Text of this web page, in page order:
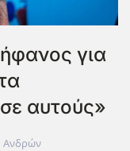
για
αυτούς»
Ανδρών